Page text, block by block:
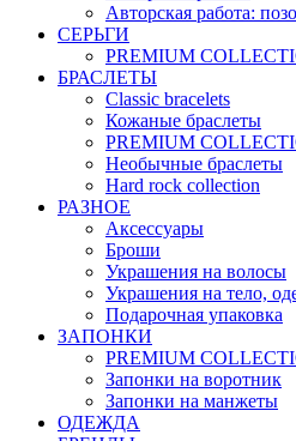
Авторская работа:
СЕРЬГИ
PREMIUM
БРАСЛЕТЫ
Classic bracelets
Кожаные браслеты
PREMIUM
Необычные браслеты
Hard rock collection
РАЗНОЕ
Аксессуары
Броши
Украшения на волосы
Украшения на тело,
Подарочная упаковка
ЗАПОНКИ
PREMIUM
Запонки на воротник
Запонки на манжеты
ОДЕЖДА